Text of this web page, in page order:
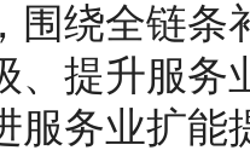
围绕全链条
、提升服务
服务业扩能